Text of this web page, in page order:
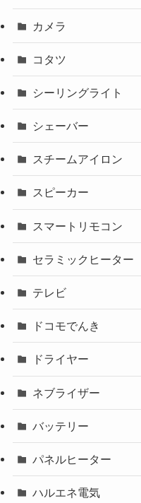
カメラ
コタツ
シーリングライト
シェーバー
スチームアイロン
スピーカー
スマートリモコン
セラミックヒーター
テレビ
ドコモでんき
ドライヤー
ネブライザー
バッテリー
パネルヒーター
ハルエネ電気